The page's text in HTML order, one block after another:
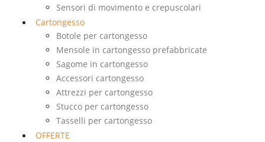
Sensori di movimento e crepuscolari
Cartongesso
Botole per cartongesso
Mensole in cartongesso prefabbricate
Sagome in cartongesso
Accessori cartongesso
Attrezzi per cartongesso
Stucco per cartongesso
Tasselli per cartongesso
OFFERTE